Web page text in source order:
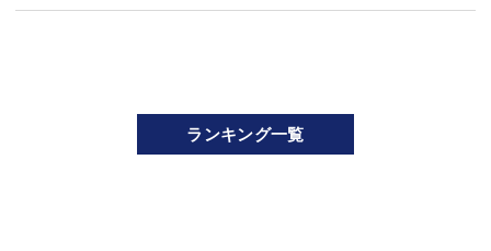
ランキング一覧